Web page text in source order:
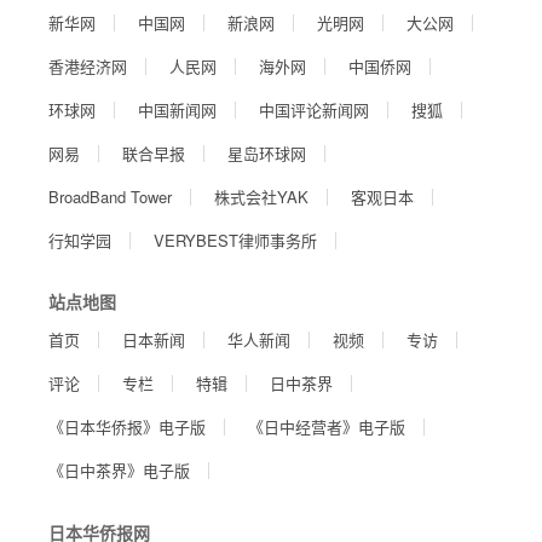
新华网 中国网 新浪网 光明网
大公网
香港经济网
人民网 海外网
中国侨网
环球网
中国新闻网 中国评论新闻网
搜狐
网易
联合早报
星岛环球网
BroadBand Tower
株式会社YAK
客观日本
行知学园
VERYBEST律师事务所
站点地图
首页 日本新闻 华人新闻 视频
专访
评论
专栏 特辑
日中茶界
《日本华侨报》电子版
《日中经营者》电子版
《日中茶界》电子版
日本华侨报网